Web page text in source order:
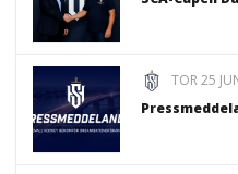
TOR 25